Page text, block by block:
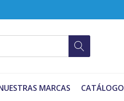
MARCAS CATÁLOGO